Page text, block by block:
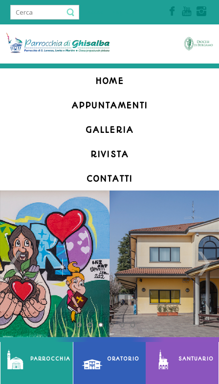
HOME
APPUNTAMENTI
GALLERIA
RIVISTA
CONTATTI
PARROCCHIA ORATORIO SANTUARIO